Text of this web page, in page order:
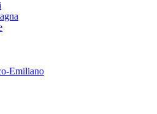
Emiliano